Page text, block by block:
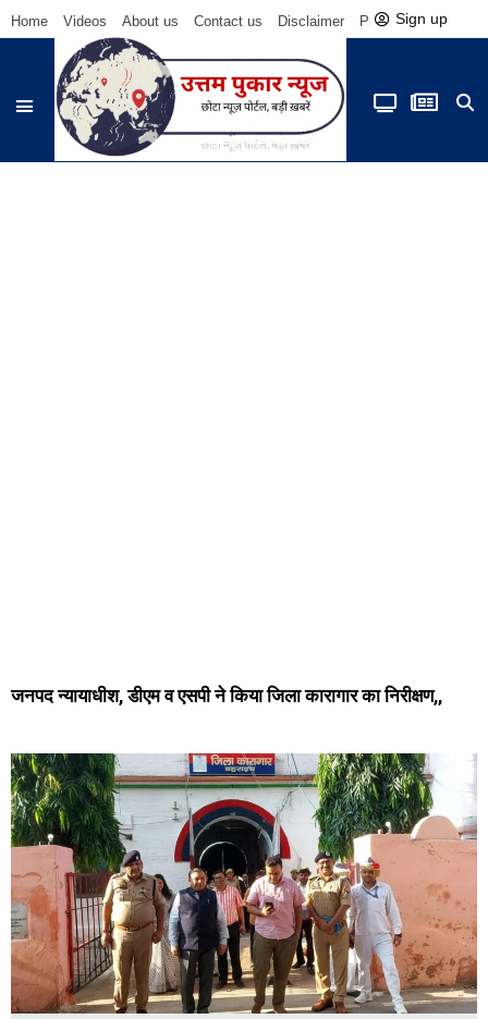
Home Videos About us Contact us Disclaimer Privacy Policy
Sign up
जनपद न्यायाधीश, डीएम व एसपी ने किया जिला कारागार का निरीक्षण,,